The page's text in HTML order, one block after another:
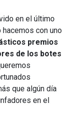
en el último
hacemos con uno
premios
de los botes
que algún día
en el